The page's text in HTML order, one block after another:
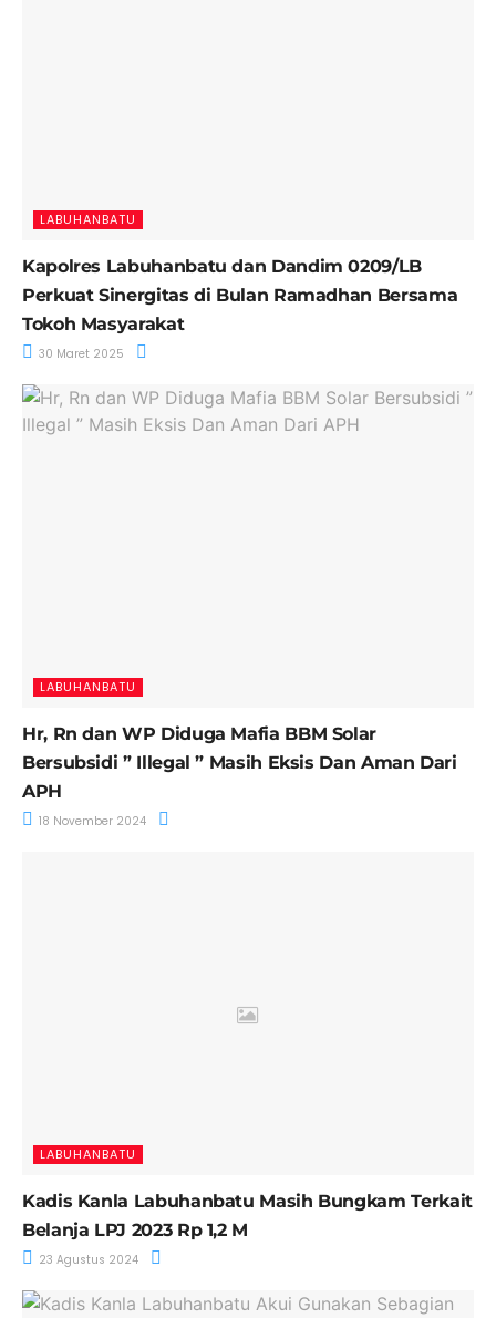
LABUHANBATU
Kapolres Labuhanbatu dan Dandim 0209/LB
Perkuat Sinergitas di Bulan Ramadhan Bersama
Tokoh Masyarakat
30 Maret 2025
LABUHANBATU
Hr, Rn dan WP Diduga Mafia BBM Solar
Bersubsidi ” Illegal ” Masih Eksis Dan Aman Dari
APH
18 November 2024
LABUHANBATU
Kadis Kanla Labuhanbatu Masih Bungkam Terkait
Belanja LPJ 2023 Rp 1,2 M
23 Agustus 2024